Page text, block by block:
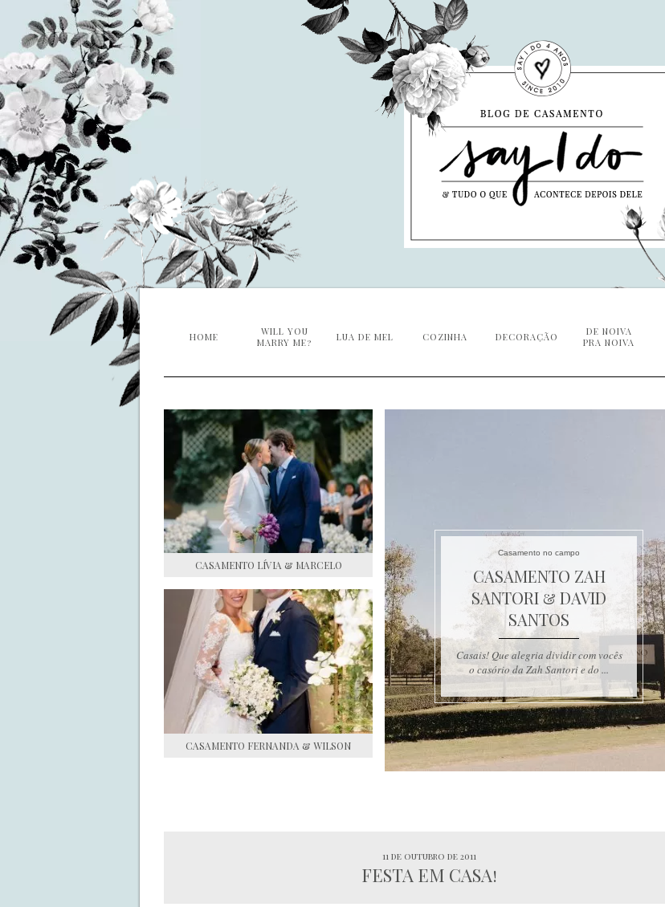
HOME
WILL YOU
MARRY ME?
LUA DE MEL COZINHA DECORAÇÃO
DE NOIVA
PRA NOIVA
CASAMENTO LÍVIA & MARCELO
CASAMENTO FERNANDA & WILSON
Casamento no campo
CASAMENTO ZAH
SANTORI & DAVID
SANTOS
Casais! Que alegria dividir com vocês
o casório da Zah Santori e do ...
11 de outubro de 2011
FESTA EM CASA!